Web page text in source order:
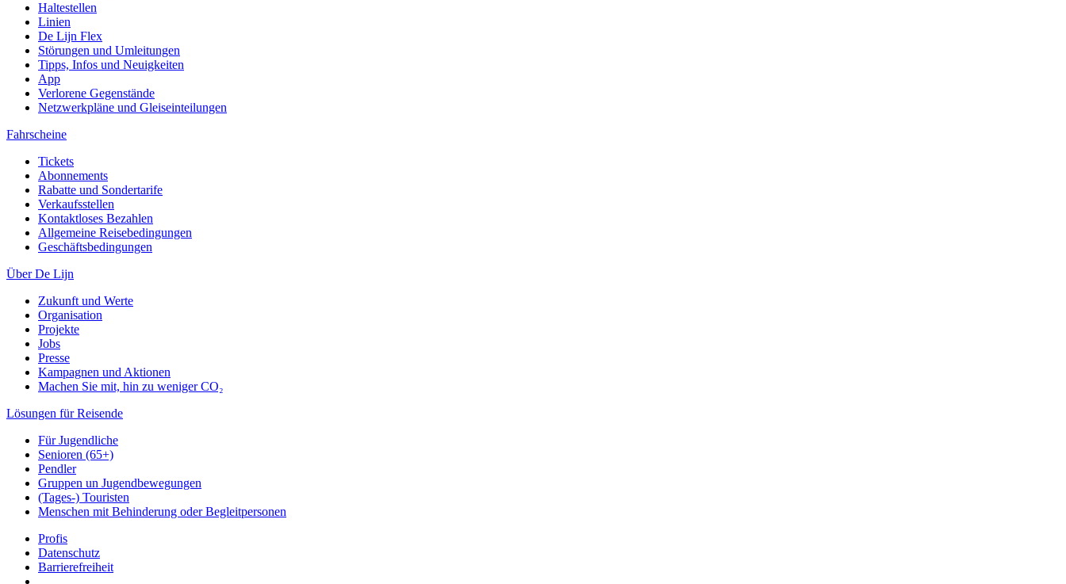
Haltestellen
Linien
De Lijn Flex
Störungen und Umleitungen
Tipps, Infos und Neuigkeiten
App
Verlorene Gegenstände
Netzwerkpläne und Gleiseinteilungen
Fahrscheine
Tickets
Abonnements
Rabatte und Sondertarife
Verkaufsstellen
Kontaktloses Bezahlen
Allgemeine Reisebedingungen
Geschäftsbedingungen
Über De Lijn
Zukunft und Werte
Organisation
Projekte
Jobs
Presse
Kampagnen und Aktionen
Machen Sie mit, hin zu weniger CO₂
Lösungen für Reisende
Für Jugendliche
Senioren (65+)
Pendler
Gruppen un Jugendbewegungen
(Tages-) Touristen
Menschen mit Behinderung oder Begleitpersonen
Profis
Datenschutz
Barrierefreiheit